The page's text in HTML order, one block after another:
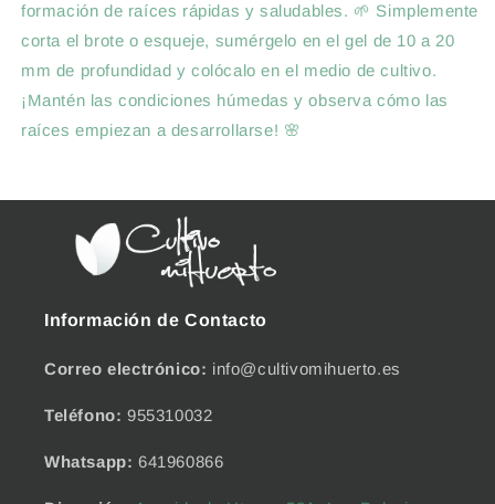
formación de raíces rápidas y saludables. 🌱 Simplemente
corta el brote o esqueje, sumérgelo en el gel de 10 a 20
mm de profundidad y colócalo en el medio de cultivo.
¡Mantén las condiciones húmedas y observa cómo las
raíces empiezan a desarrollarse! 🌸
Información de Contacto
Correo electrónico: info@cultivomihuerto.es
Teléfono: 955310032
Whatsapp: 641960866